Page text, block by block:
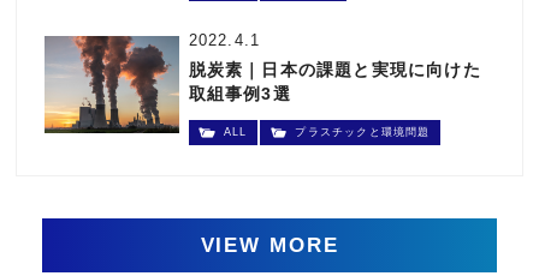
2022.4.1
脱炭素｜日本の課題と実現に向けた
取組事例3選
ALL プラスチックと環境問題
VIEW MORE